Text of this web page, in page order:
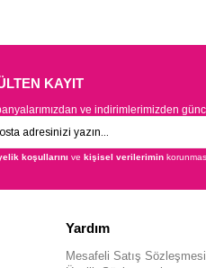
KAYIT
ve indirimlerimizden
koşullarını ve kişisel verilerimin
Yardım
Mesafeli Satış Sözleşmesi